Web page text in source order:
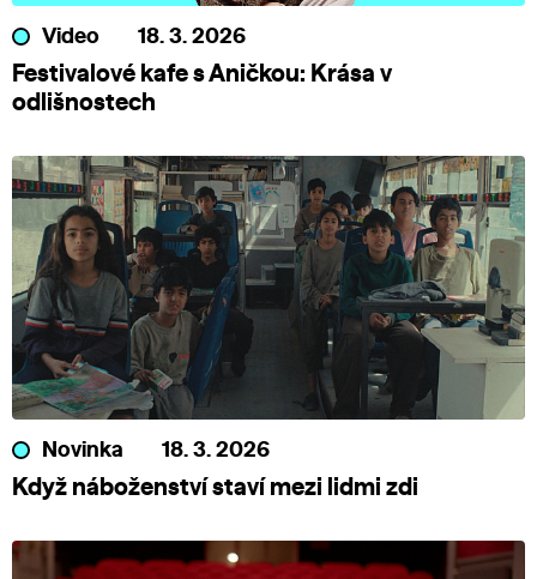
Video 18. 3. 2026
Festivalové kafe s Aničkou: Krása v
odlišnostech
Novinka 18. 3. 2026
Když náboženství staví mezi lidmi zdi